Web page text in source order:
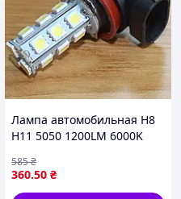
Лампа автомобильная H8
H11 5050 1200LM 6000K
360.50 ₴
585₴